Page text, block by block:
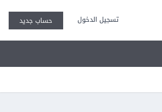
تسجيل الدخول حساب جديد